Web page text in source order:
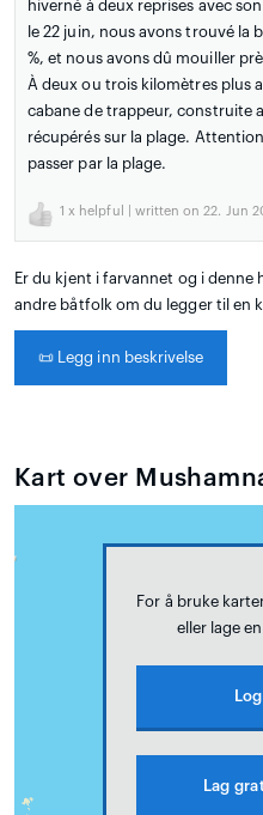
hiverné à deux reprises avec
le 22 juin, nous avons trouvé la
%, et nous avons dû mouiller
À deux ou trois kilomètres plus
cabane de trappeur, construite
récupérés sur la plage.
passer par la plage.
1 x helpful | written on 22. Jun
Er du kjent i farvannet og i denne
andre båtfolk om du legger til en
📜 Legg inn beskrivelse
Kart over
For å bruke
eller lage
Lag